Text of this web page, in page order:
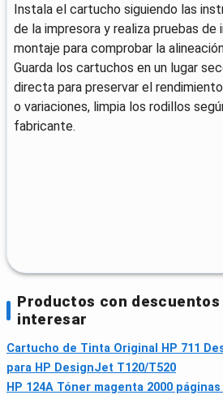
Instala el cartucho siguiendo las
de la impresora y realiza pruebas de
montaje para comprobar la
Guarda los cartuchos en un lugar
directa para preservar el
o variaciones, limpia los rodillos
fabricante.
Productos con
interesar
Cartucho de Tinta Original HP 711
para HP DesignJet T120/T520
HP 124A Tóner magenta 2000